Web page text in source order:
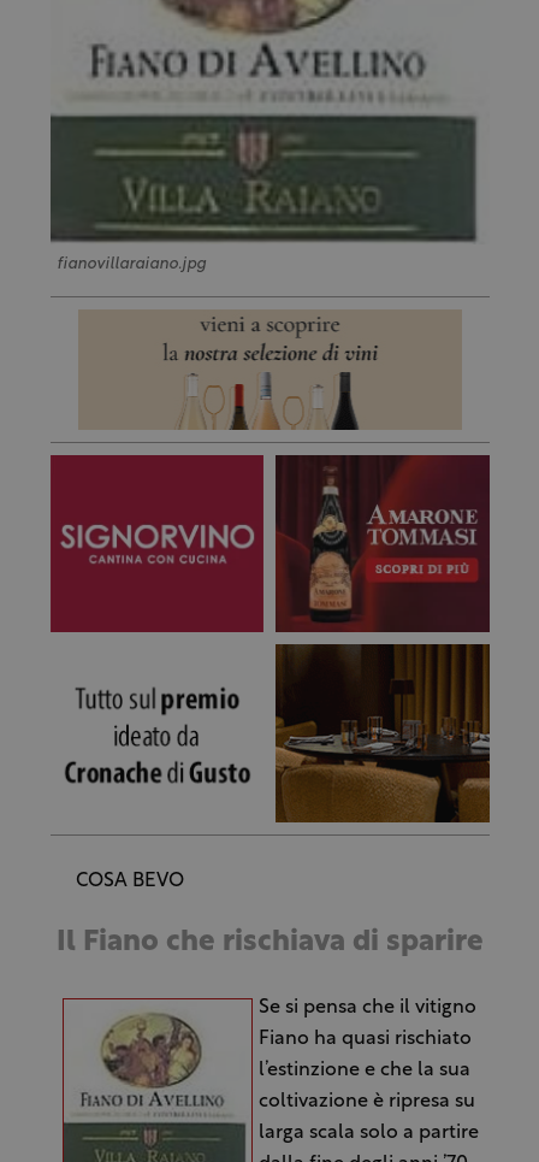
fianovillaraiano.jpg
COSA BEVO
Il Fiano che rischiava di sparire
Se si pensa che il vitigno
Fiano ha quasi rischiato
l’estinzione e che la sua
coltivazione è ripresa su
larga scala solo a partire